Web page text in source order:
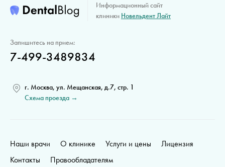
Информационный сайт
клиники Новельдент Лайт
Запишитесь на прием:
7-499-3489834
г. Москва, ул. Мещанская, д.7, стр. 1
Схема проезда →
Наши врачи О клинике Услуги и цены
Лицензия
Контакты
Правообладателям